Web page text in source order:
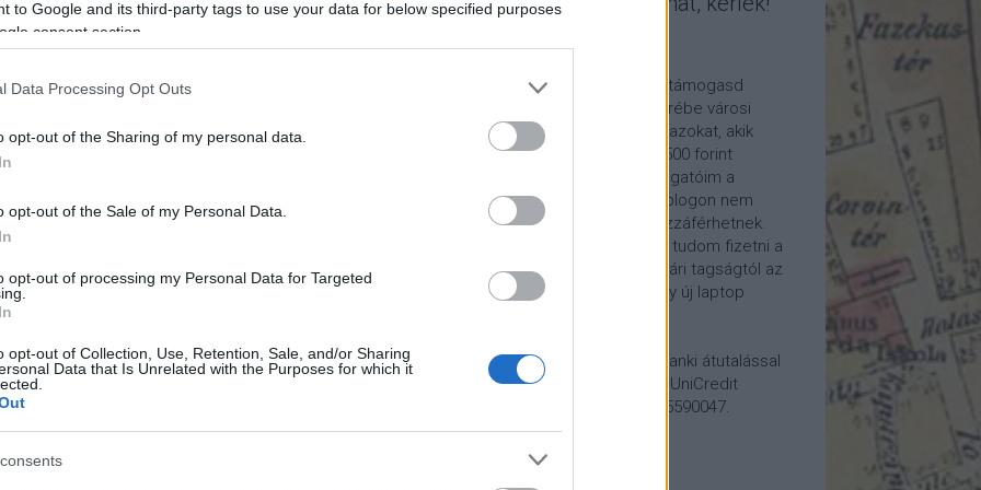
to Google and its third-party tags to use your data for below specified purposes
consent section.
Data Processing Opt Outs
opt-out of the Sharing of my personal data.
opt-out of the Sale of my Personal Data.
opt-out of processing my Personal Data for Targeted
opt-out of Collection, Use, Retention, Sale, and/or Sharing
Data that Is Unrelated with the Purposes for which it
Fővárosi Közgyűlés elfogadta azt a megállapodás-
felszínen a forgalom csillapítása mellett…
TOVÁBB
Szólj hozzá!
Ha tetszik a blogom, kérlek támogasd
munkámat anyagilag is! Cserébe városi
sétára hívom meg időnként azokat, akik
legalább havi 5 euró vagy 2500 forint
támogatást küldenek. Támogatóim a
Patreon.com-on exkluzív, a blogon nem
elérhető tartalmakhoz is hozzáférhetnek.
Támogatásod segítségével tudom fizetni a
munkám költségeit a könyvtári tagságtól az
Arcanum előfizetésen át egy új laptop
Támogatásodat egyszerű banki átutalással
is megteheted: Papp Géza, UniCredit
Bank, 10918001-00000022-65590047.
Közlemény: Fővárosi Blog